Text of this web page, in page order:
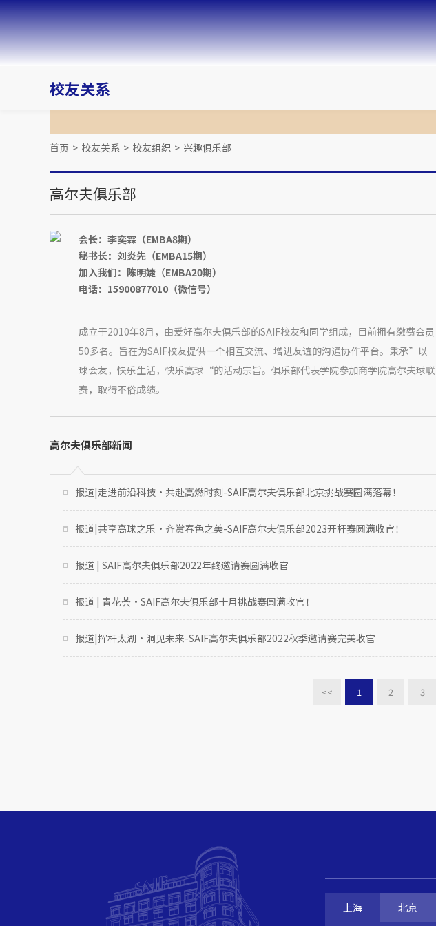
校友关系
首页 > 校友关系 > 校友组织 > 兴趣俱乐部
高尔夫俱乐部
会长：李奕霖（EMBA8期）
秘书长：刘炎先（EMBA15期）
加入我们：陈明婕（EMBA20期）
电话：15900877010（微信号）
成立于2010年8月，由爱好高尔夫俱乐部的SAIF校友和同学组成，目前拥有缴费会员
50多名。旨在为SAIF校友提供一个相互交流、增进友谊的沟通协作平台。秉承”以
球会友，快乐生活，快乐高球“的活动宗旨。俱乐部代表学院参加商学院高尔夫球联
赛，取得不俗成绩。
高尔夫俱乐部新闻
报道|走进前沿科技·共赴高燃时刻-SAIF高尔夫俱乐部北京挑战赛圆满落幕！
报道|共享高球之乐·齐赏春色之美-SAIF高尔夫俱乐部2023开杆赛圆满收官！
报道 | SAIF高尔夫俱乐部2022年终邀请赛圆满收官
报道 | 青花荟·SAIF高尔夫俱乐部十月挑战赛圆满收官！
报道|挥杆太湖·洞见未来-SAIF高尔夫俱乐部2022秋季邀请赛完美收官
<< 1 2 3
上海 北京